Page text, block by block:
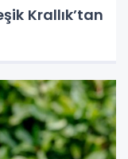
Krallık’tan